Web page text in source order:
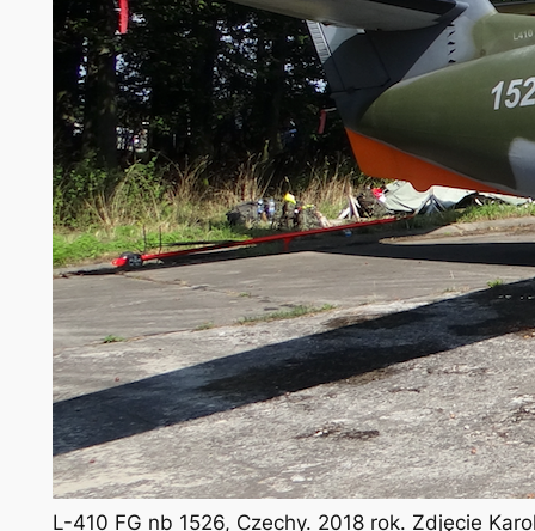
L-410 FG nb 1526, Czechy. 2018 rok. Zdjęcie